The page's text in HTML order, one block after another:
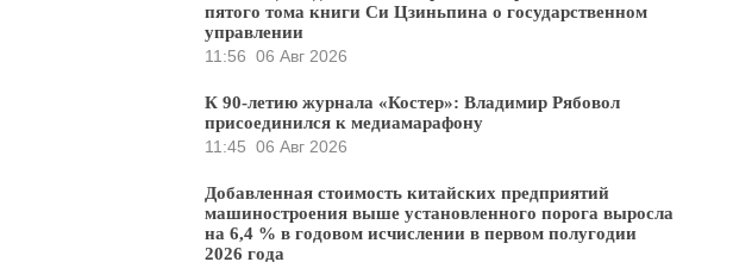
пятого тома книги Си Цзиньпина о государственном
управлении
11:56 06 Авг 2026
К 90-летию журнала «Костер»: Владимир Рябовол
присоединился к медиамарафону
11:45 06 Авг 2026
Добавленная стоимость китайских предприятий
машиностроения выше установленного порога выросла
на 6,4 % в годовом исчислении в первом полугодии
2026 года